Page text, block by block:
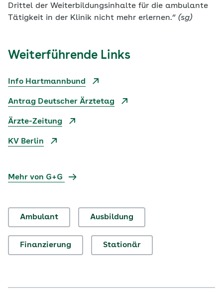
Drittel der Weiterbildungsinhalte für die ambulante
Tätigkeit in der Klinik nicht mehr erlernen.“ (sg)
Weiterführende Links
Info Hartmannbund
Antrag Deutscher Ärztetag
Ärzte-Zeitung
KV Berlin
Mehr von G+G
Ambulant Ausbildung
Finanzierung Stationär